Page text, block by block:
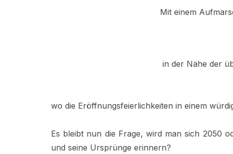
Mit einem
in der Nähe der
wo die Eröffnungsfeierlichkeiten in einem
Es bleibt nun die Frage, wird man sich 2050
und seine Ursprünge erinnern?